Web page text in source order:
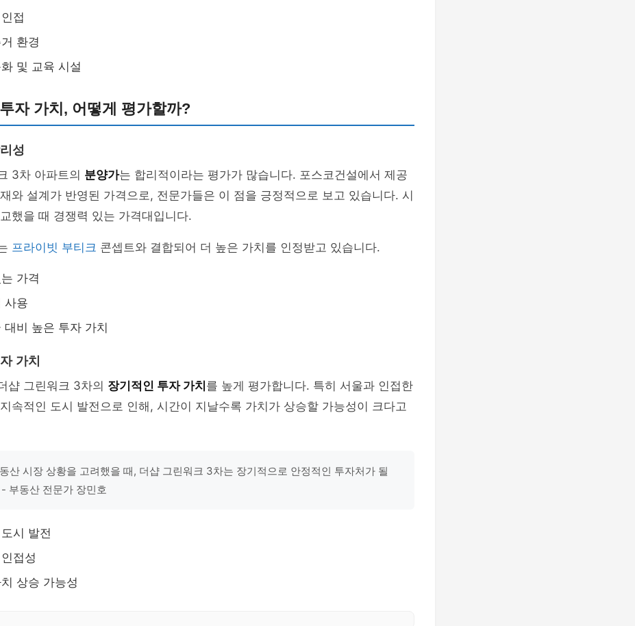
접
환경
및 교육 시설
자 가치, 어떻게 평가할까?
성
3차 아파트의 분양가는 합리적이라는 평가가 많습니다. 포스코건설에서 제공
와 설계가 반영된 가격으로, 전문가들은 이 점을 긍정적으로 보고 있습니다. 시
했을 때 경쟁력 있는 가격대입니다.
프라이빗 부티크 콘셉트와 결합되어 더 높은 가치를 인정받고 있습니다.
가격
사용
대비 높은 투자 가치
가치
샵 그린워크 3차의 장기적인 투자 가치 를 높게 평가합니다. 특히 서울과 인접한
속적인 도시 발전으로 인해, 시간이 지날수록 가치가 상승할 가능성이 크다고
산 시장 상황을 고려했을 때, 더샵 그린워크 3차는 장기적으로 안정적인 투자처가 될
부동산 전문가 장민호
시 발전
접성
상승 가능성